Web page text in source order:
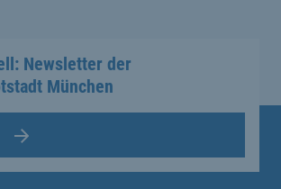
Newsletter der
München